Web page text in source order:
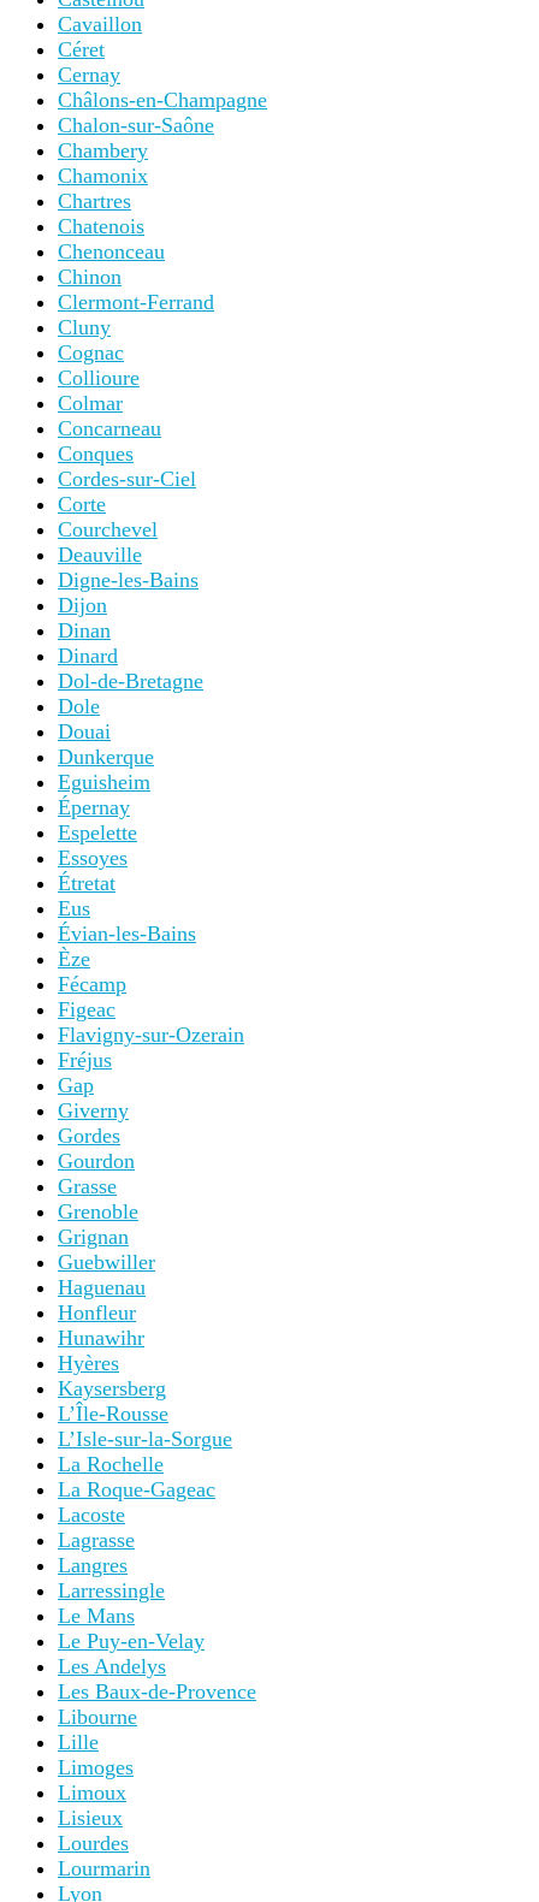
Cavaillon
Céret
Cernay
Châlons-en-Champagne
Chalon-sur-Saône
Chambery
Chamonix
Chartres
Chatenois
Chenonceau
Chinon
Clermont-Ferrand
Cluny
Cognac
Collioure
Colmar
Concarneau
Conques
Cordes-sur-Ciel
Corte
Courchevel
Deauville
Digne-les-Bains
Dijon
Dinan
Dinard
Dol-de-Bretagne
Dole
Douai
Dunkerque
Eguisheim
Épernay
Espelette
Essoyes
Étretat
Eus
Évian-les-Bains
Èze
Fécamp
Figeac
Flavigny-sur-Ozerain
Fréjus
Gap
Giverny
Gordes
Gourdon
Grasse
Grenoble
Grignan
Guebwiller
Haguenau
Honfleur
Hunawihr
Hyères
Kaysersberg
L’Île-Rousse
L’Isle-sur-la-Sorgue
La Rochelle
La Roque-Gageac
Lacoste
Lagrasse
Langres
Larressingle
Le Mans
Le Puy-en-Velay
Les Andelys
Les Baux-de-Provence
Libourne
Lille
Limoges
Limoux
Lisieux
Lourdes
Lourmarin
Lyon